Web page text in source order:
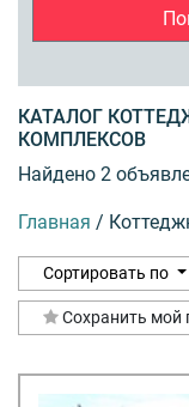
КАТАЛОГ
КОМПЛЕКСОВ
Найдено 2
Главная /
Сортировать по
Сохранить мой